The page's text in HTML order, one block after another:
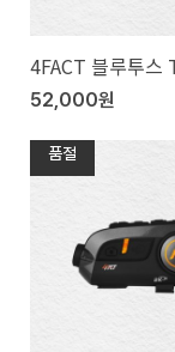
4FACT 블루투스
52,000원
품절